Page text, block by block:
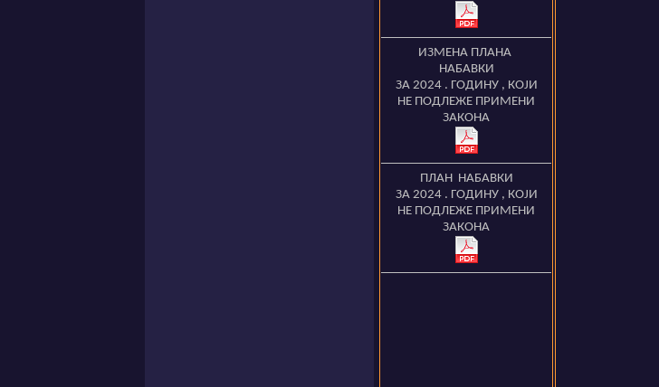
ИЗМЕНА ПЛАНА
НАБАВКИ
ЗА 2024 . ГОДИНУ, КОЈИ
НЕ ПОДЛЕЖЕ ПРИМЕНИ
ЗАКОНА
ПЛАН НАБАВКИ
ЗА 2024 . ГОДИНУ, КОЈИ
НЕ ПОДЛЕЖЕ ПРИМЕНИ
ЗАКОНА